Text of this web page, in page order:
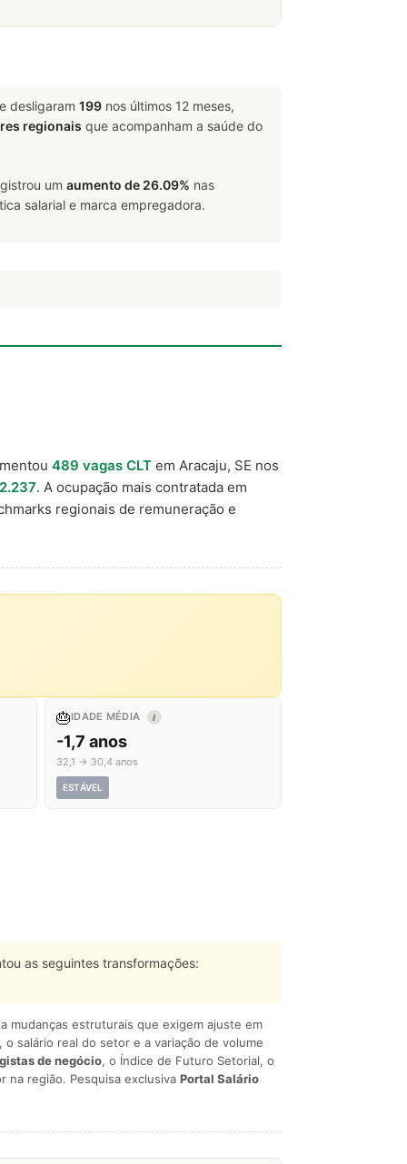
desligaram 199 nos últimos 12 meses,
regionais que acompanham a saúde do
um aumento de 26.09% nas
salarial e marca empregadora.
489 vagas CLT em Aracaju, SE nos
. A ocupação mais contratada em
regionais de remuneração e
🎂IDADE MÉDIA I
-1,7 anos
32,1 → 30,4 anos
ESTÁVEL
as seguintes transformações:
mudanças estruturais que exigem ajuste em
, o salário real do setor e a variação de volume
de negócio, o Índice de Futuro Setorial, o
região. Pesquisa exclusiva Portal Salário